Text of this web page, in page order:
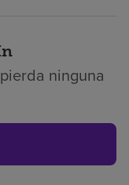
ninguna